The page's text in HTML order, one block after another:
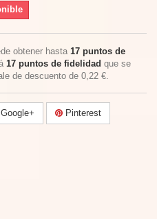
obtener hasta 17 puntos de
17 puntos de fidelidad que se
de descuento de 0,22 €.
Google+ Pinterest